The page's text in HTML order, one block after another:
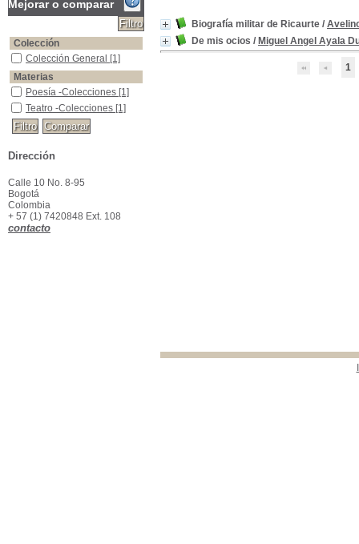
Biografía militar de Ricaurte /
De mis ocios / Miguel Angel Ayala
1
Mejorar o comparar
Colección
Colección General
Colección General [1]
Materias
Poesía -Colecciones
Poesía -Colecciones [1]
Teatro -Colecciones
Teatro -Colecciones [1]
Dirección
Calle 10 No. 8-95
Bogotá
Colombia
+ 57 (1) 7420848 Ext. 108
contacto